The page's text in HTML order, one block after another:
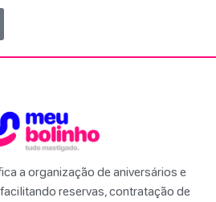
a organização de aniversários e
reservas, contratação de